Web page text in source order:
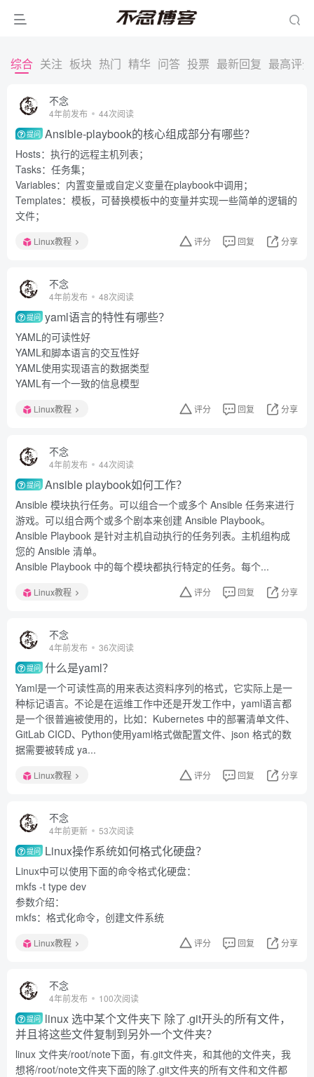
综合 关注 板块 热门 精华 问答 投票 最新回复 最高评分
不念
4年前发布 44次阅读
提问 Ansible-playbook的核心组成部分有哪些？
Hosts：执行的远程主机列表；
Tasks：任务集；
Variables：内置变量或自定义变量在playbook中调用；
Templates：模板，可替换模板中的变量并实现一些简单的逻辑的
文件；
Linux教程 评分 回复 分享
不念
4年前发布 48次阅读
提问 yaml语言的特性有哪些？
YAML的可读性好
YAML和脚本语言的交互性好
YAML使用实现语言的数据类型
YAML有一个一致的信息模型
Linux教程 评分 回复 分享
不念
4年前发布 44次阅读
提问 Ansible playbook如何工作？
Ansible 模块执行任务。可以组合一个或多个 Ansible 任务来进行
游戏。可以组合两个或多个剧本来创建 Ansible Playbook。
Ansible Playbook 是针对主机自动执行的任务列表。主机组构成
您的 Ansible 清单。
Ansible Playbook 中的每个模块都执行特定的任务。每个...
Linux教程 评分 回复 分享
不念
4年前发布 36次阅读
提问 什么是yaml？
Yaml是一个可读性高的用来表达资料序列的格式，它实际上是一
种标记语言。不论是在运维工作中还是开发工作中，yaml语言都
是一个很普遍被使用的，比如：Kubernetes 中的部署清单文件、
GitLab CICD、Python使用yaml格式做配置文件、json 格式的数
据需要被转成 ya...
Linux教程 评分 回复 分享
不念
4年前更新 53次阅读
提问 Linux操作系统如何格式化硬盘？
Linux中可以使用下面的命令格式化硬盘：
mkfs -t type dev
参数介绍：
mkfs：格式化命令，创建文件系统
Linux教程 评分 回复 分享
不念
4年前发布 100次阅读
提问 linux 选中某个文件夹下 除了.git开头的所有文件，
并且将这些文件复制到另外一个文件夹？
linux 文件夹/root/note下面，有.git文件夹，和其他的文件夹，我
想将/root/note文件夹下面的除了.git文件夹的所有文件和文件都